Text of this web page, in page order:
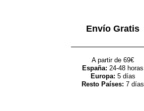
Envío Gratis
A partir de 69€
España: 24-48 horas
Europa: 5 días
Resto Países: 7 días